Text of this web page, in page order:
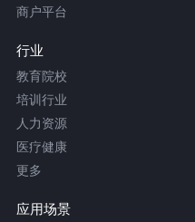
商户平台
行业
教育院校
培训行业
人力资源
医疗健康
更多
应用场景